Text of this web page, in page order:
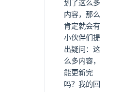
划了这么多
内容，那么
肯定就会有
小伙伴们提
出疑问：这
么多内容，
能更新完
吗？我的回